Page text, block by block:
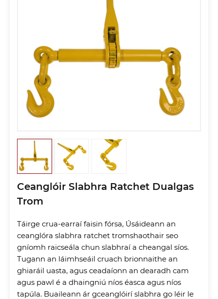
Ceanglóir Slabhra Ratchet Dualgas
Trom
Táirge crua-earraí faisin fórsa, Úsáideann an
ceanglóra slabhra ratchet tromshaothair seo
gníomh raicseála chun slabhraí a cheangal síos.
Tugann an láimhseáil cruach brionnaithe an
ghiaráil uasta, agus ceadaíonn an dearadh cam
agus pawl é a dhaingniú níos éasca agus níos
tapúla. Buaileann ár gceanglóirí slabhra go léir le